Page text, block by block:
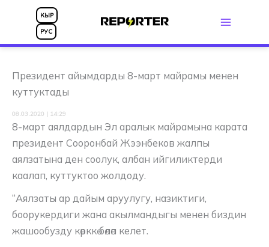
КЫР
РУС
Президент айымдарды 8-март майрамы менен
куттуктады
08.03.2020 | 14:29
8-март аялдардын Эл аралык майрамына карата
президент Сооронбай Жээнбеков жалпы
аялзатына ден соолук, албан ийгиликтерди
каалап, куттуктоо жолдоду.
“Аялзаты ар дайым аруулугу, назиктиги,
боорукердиги жана акылмандыгы менен биздин
жашообузду көрккө бөлөп келет.